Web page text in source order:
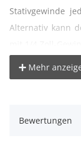
Stativgewinde
Alternativ kann
Technische
Mehr
Bewertungen